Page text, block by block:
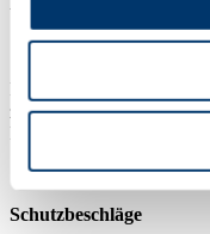
Rauchmelder und
zur Verwendung mit SVP
Rauchschutztüren.
Schutzbeschläge